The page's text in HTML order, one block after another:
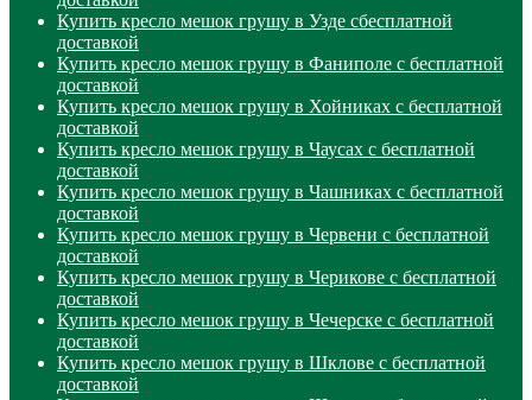
Купить кресло мешок грушу в Узде сбесплатной
доставкой
Купить кресло мешок грушу в Фаниполе с бесплатной
доставкой
Купить кресло мешок грушу в Хойниках с бесплатной
доставкой
Купить кресло мешок грушу в Чаусах с бесплатной
доставкой
Купить кресло мешок грушу в Чашниках с бесплатной
доставкой
Купить кресло мешок грушу в Червени с бесплатной
доставкой
Купить кресло мешок грушу в Черикове с бесплатной
доставкой
Купить кресло мешок грушу в Чечерске с бесплатной
доставкой
Купить кресло мешок грушу в Шклове с бесплатной
доставкой